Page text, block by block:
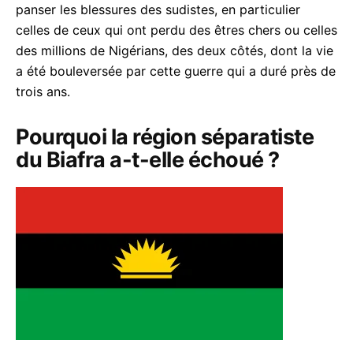
panser les blessures des sudistes, en particulier
celles de ceux qui ont perdu des êtres chers ou celles
des millions de Nigérians, des deux côtés, dont la vie
a été bouleversée par cette guerre qui a duré près de
trois ans.
Pourquoi la région séparatiste
du Biafra a-t-elle échoué ?